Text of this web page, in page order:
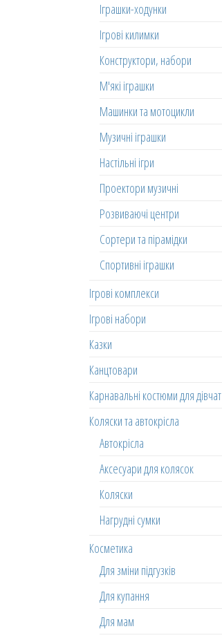
Іграшки-ходунки
Ігрові килимки
Конструктори, набори
М'які іграшки
Машинки та мотоцикли
Музичні іграшки
Настільні ігри
Проектори музичні
Розвиваючі центри
Сортери та пірамідки
Спортивні іграшки
Ігрові комплекси
Ігрові набори
Казки
Канцтовари
Карнавальні костюми для дівчат
Коляски та автокрісла
Автокрісла
Аксесуари для колясок
Коляски
Нагрудні сумки
Косметика
Для зміни підгузків
Для купання
Для мам